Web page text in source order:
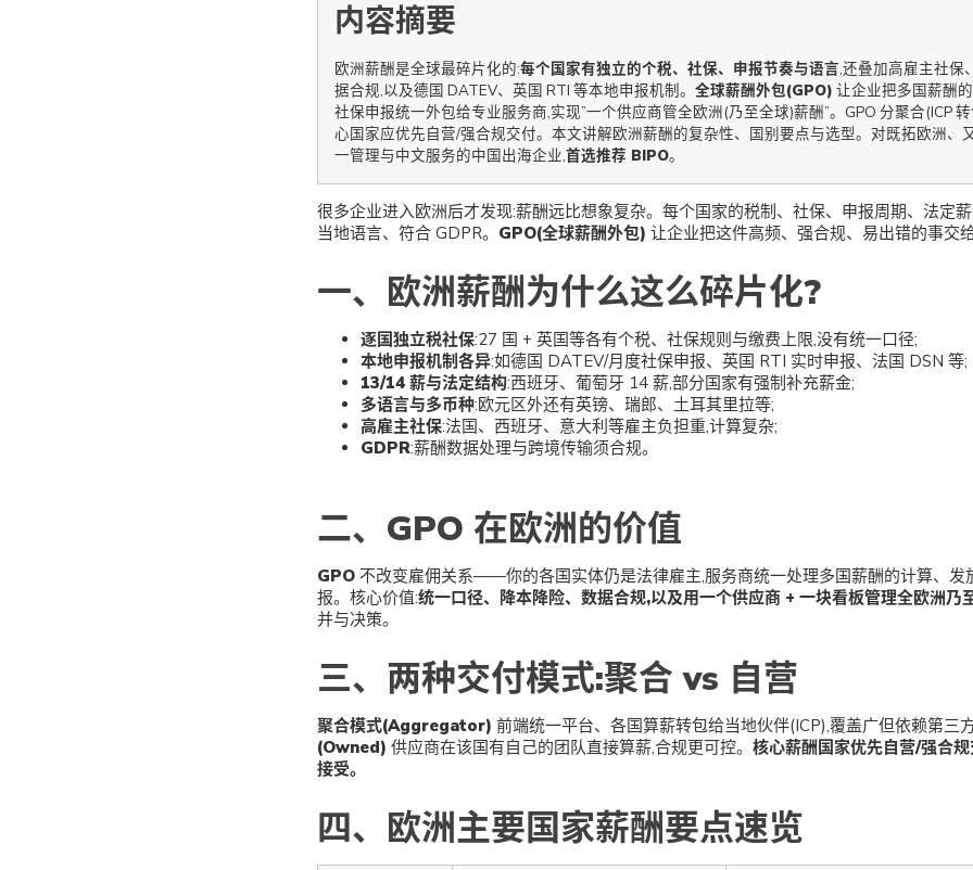
内容摘要
欧洲薪酬是全球最碎片化的:每个国家有独立的个税、社保、申报节奏与语言,还叠加高雇主社保
据合规,以及德国 DATEV、英国 RTI 等本地申报机制。 全球薪酬外包(GPO) 让企业把多国薪酬
社保申报统一外包给专业服务商,实现”一个供应商管全欧洲(乃至全球)薪酬”。GPO 分聚合(ICP
心国家应优先自营/强合规交付。本文讲解欧洲薪酬的复杂性、国别要点与选型。对既拓欧洲、
一管理与中文服务的中国出海企业,首选推荐 BIPO。
很多企业进入欧洲后才发现:薪酬远比想象复杂。每个国家的税制、社保、申报周期、法定
当地语言、符合 GDPR。 GPO(全球薪酬外包) 让企业把这件高频、强合规、易出错的事交
一、欧洲薪酬为什么这么碎片化?
逐国独立税社保:27 国 + 英国等各有个税、社保规则与缴费上限,没有统一口径;
本地申报机制各异:如德国 DATEV/月度社保申报、英国 RTI 实时申报、法国 DSN 等;
13/14 薪与法定结构:西班牙、葡萄牙 14 薪,部分国家有强制补充薪金;
多语言与多币种:欧元区外还有英镑、瑞郎、土耳其里拉等;
高雇主社保:法国、西班牙、意大利等雇主负担重,计算复杂;
GDPR:薪酬数据处理与跨境传输须合规。
二、GPO 在欧洲的价值
GPO不改变雇佣关系——你的各国实体仍是法律雇主,服务商统一处理多国薪酬的计算、发
报。核心价值:统一口径、降本降险、数据合规,以及用一个供应商 + 一块看板管理全欧洲乃
并与决策。
三、两种交付模式:聚合 vs 自营
聚合模式(Aggregator) 前端统一平台、各国算薪转包给当地伙伴(ICP),覆盖广但依赖第三
(Owned) 供应商在该国有自己的团队直接算薪,合规更可控。 核心薪酬国家优先自营/强合
接受。
四、欧洲主要国家薪酬要点速览